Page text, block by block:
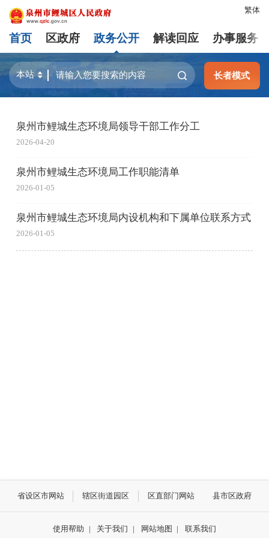
繁体
首页 区政府 政务公开 解读回应 办事服务
长者模式
泉州市鲤城生态环境局领导干部工作分工
2026-04-20
泉州市鲤城生态环境局工作职能清单
2026-01-05
泉州市鲤城生态环境局内设机构和下属单位联系方式
2026-01-05
省设区市网站 辖区街道园区 区直部门网站 县市区政府
使用帮助 | 关于我们 | 网站地图 | 联系我们